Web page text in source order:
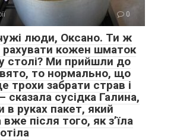
0
люди, Оксано. Ти ж
кожен шматок
столі? Ми прийшли до
то нормально, що
трохи забрати страв і
сусідка Галина,
в руках пакет, який
після того, як з’їла